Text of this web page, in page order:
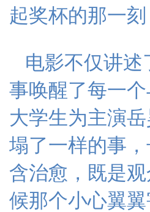
起奖杯的那一
电影不仅讲
事唤醒了每一
大学生为主演
塌了一样的事
含治愈，既是
候那个小心翼